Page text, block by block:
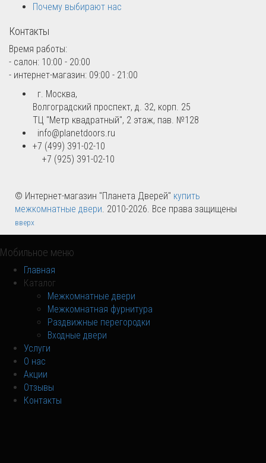
Почему выбирают нас
Контакты
Время работы:
- салон: 10:00 - 20:00
- интернет-магазин: 09:00 - 21:00
г. Москва,
Волгоградский проспект, д. 32, корп. 25
ТЦ "Метр квадратный", 2 этаж, пав. №128
info@planetdoors.ru
+7 (499) 391-02-10
+7 (925) 391-02-10
© Интернет-магазин "Планета Дверей" купить
межкомнатные двери . 2010-2026. Все права защищены
вверх
Мобильное меню
Главная
Каталог
Межкомнатные двери
Межкомнатная фурнитура
Раздвижные перегородки
Входные двери
Услуги
О нас
Акции
Отзывы
Контакты